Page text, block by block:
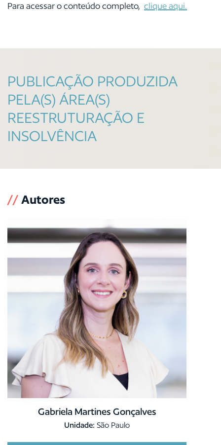
Para acessar o conteúdo completo, clique aqui.
PUBLICAÇÃO PRODUZIDA
PELA(S) ÁREA(S)
REESTRUTURAÇÃO E
INSOLVÊNCIA
// Autores
Gabriela Martines Gonçalves
Unidade: São Paulo